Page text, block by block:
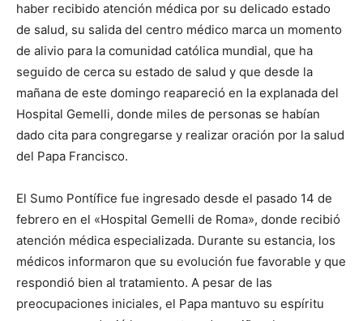
haber recibido atención médica por su delicado estado
de salud, su salida del centro médico marca un momento
de alivio para la comunidad católica mundial, que ha
seguido de cerca su estado de salud y que desde la
mañana de este domingo reapareció en la explanada del
Hospital Gemelli, donde miles de personas se habían
dado cita para congregarse y realizar oración por la salud
del Papa Francisco.
El Sumo Pontífice fue ingresado desde el pasado 14 de
febrero en el «Hospital Gemelli de Roma», donde recibió
atención médica especializada. Durante su estancia, los
médicos informaron que su evolución fue favorable y que
respondió bien al tratamiento. A pesar de las
preocupaciones iniciales, el Papa mantuvo su espíritu